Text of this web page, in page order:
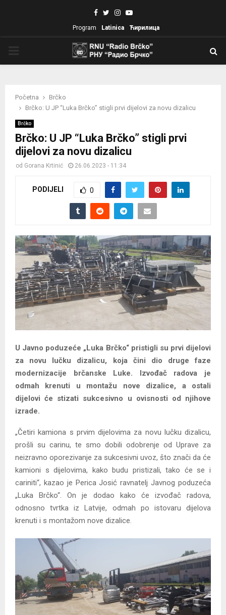
Facebook
TwitterInstagram
Youtube
Program Latinica Ћирилица
Početna
Brčko
Brčko: U JP “Luka Brčko” stigli prvi dijelovi za novu dizalicu
Brčko
Brčko: U JP “Luka Brčko” stigli prvi
dijelovi za novu dizalicu
od Gorana Krtinić 26.06.2023 - 11:34
PODIJELI 0
U Javno poduzeće „Luka Brčko“ pristigli su prvi dijelovi
za novu lučku dizalicu, koja čini dio druge faze
modernizacije brčanske Luke. Izvođač radova je
odmah krenuti u montažu nove dizalice, a ostali
dijelovi će stizati sukcesivno u ovisnosti od njihove
izrade.
„Četiri kamiona s prvim dijelovima za novu lučku dizalicu,
prošli su carinu, te smo dobili odobrenje od Uprave za
neizravno oporezivanje za sukcesivni uvoz, što znači da će
kamioni s dijelovima, kako budu pristizali, tako će se i
cariniti“, kazao je Perica Josić ravnatelj Javnog poduzeća
„Luka Brčko“. On je dodao kako će izvođač radova,
odnosno tvrtka iz Latvije, odmah po istovaru dijelova
krenuti i s montažom nove dizalice.